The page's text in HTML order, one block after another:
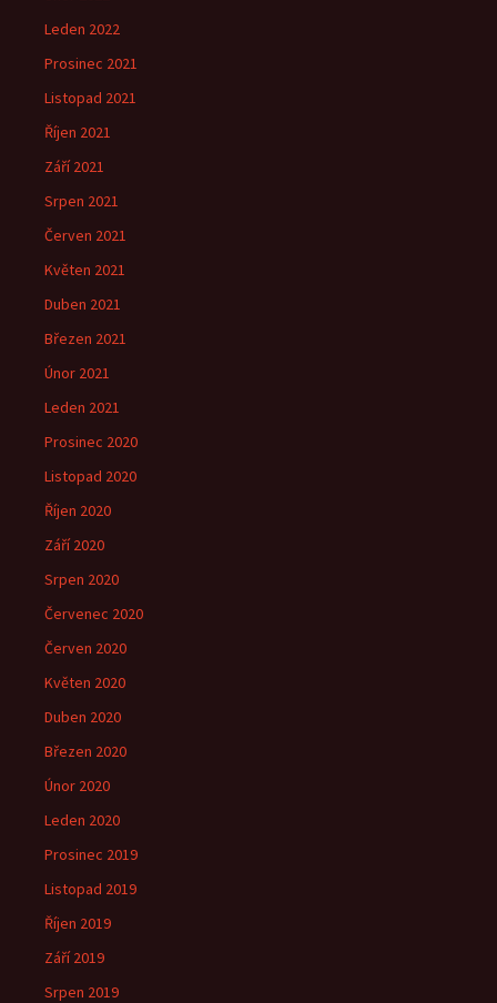
Leden 2022
Prosinec 2021
Listopad 2021
Říjen 2021
Září 2021
Srpen 2021
Červen 2021
Květen 2021
Duben 2021
Březen 2021
Únor 2021
Leden 2021
Prosinec 2020
Listopad 2020
Říjen 2020
Září 2020
Srpen 2020
Červenec 2020
Červen 2020
Květen 2020
Duben 2020
Březen 2020
Únor 2020
Leden 2020
Prosinec 2019
Listopad 2019
Říjen 2019
Září 2019
Srpen 2019